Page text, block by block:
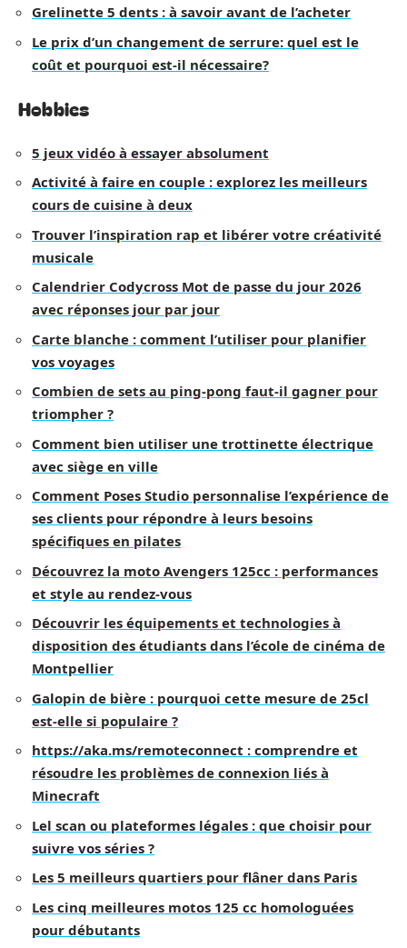
Grelinette 5 dents : à savoir avant de l’acheter
Le prix d’un changement de serrure: quel est le
coût et pourquoi est-il nécessaire?
Hobbies
5 jeux vidéo à essayer absolument
Activité à faire en couple : explorez les meilleurs
cours de cuisine à deux
Trouver l’inspiration rap et libérer votre créativité
musicale
Calendrier Codycross Mot de passe du jour 2026
avec réponses jour par jour
Carte blanche : comment l’utiliser pour planifier
vos voyages
Combien de sets au ping-pong faut-il gagner pour
triompher ?
Comment bien utiliser une trottinette électrique
avec siège en ville
Comment Poses Studio personnalise l’expérience de
ses clients pour répondre à leurs besoins
spécifiques en pilates
Découvrez la moto Avengers 125cc : performances
et style au rendez-vous
Découvrir les équipements et technologies à
disposition des étudiants dans l’école de cinéma de
Montpellier
Galopin de bière : pourquoi cette mesure de 25cl
est-elle si populaire ?
https://aka.ms/remoteconnect : comprendre et
résoudre les problèmes de connexion liés à
Minecraft
Lel scan ou plateformes légales : que choisir pour
suivre vos séries ?
Les 5 meilleurs quartiers pour flâner dans Paris
Les cinq meilleures motos 125 cc homologuées
pour débutants